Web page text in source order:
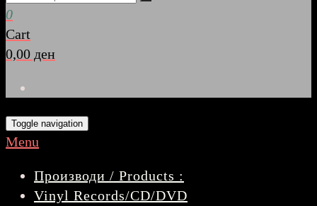
0
Cart
0,00 ден
Toggle navigation
Menu
Производи / Products :
Vinyl Records/CD/DVD